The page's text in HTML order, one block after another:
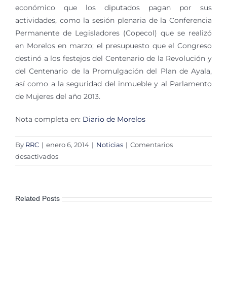
económico que los diputados pagan por sus
actividades, como la sesión plenaria de la Conferencia
Permanente de Legisladores (Copecol) que se realizó
en Morelos en marzo; el presupuesto que el Congreso
destinó a los festejos del Centenario de la Revolución y
del Centenario de la Promulgación del Plan de Ayala,
así como a la seguridad del inmueble y al Parlamento
de Mujeres del año 2013.
Nota completa en: Diario de Morelos
By RRC | enero 6, 2014 | Noticias | Comentarios
desactivadosen
Interviene
mutis
Related Posts